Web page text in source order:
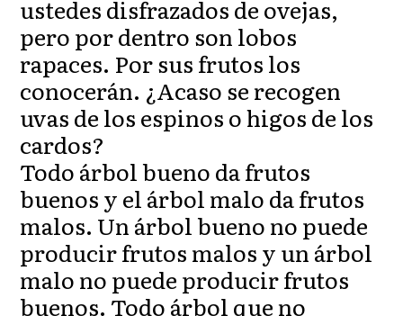
ustedes disfrazados de ovejas,
pero por dentro son lobos
rapaces. Por sus frutos los
conocerán. ¿Acaso se recogen
uvas de los espinos o higos de los
cardos?
Todo árbol bueno da frutos
buenos y el árbol malo da frutos
malos. Un árbol bueno no puede
producir frutos malos y un árbol
malo no puede producir frutos
buenos. Todo árbol que no